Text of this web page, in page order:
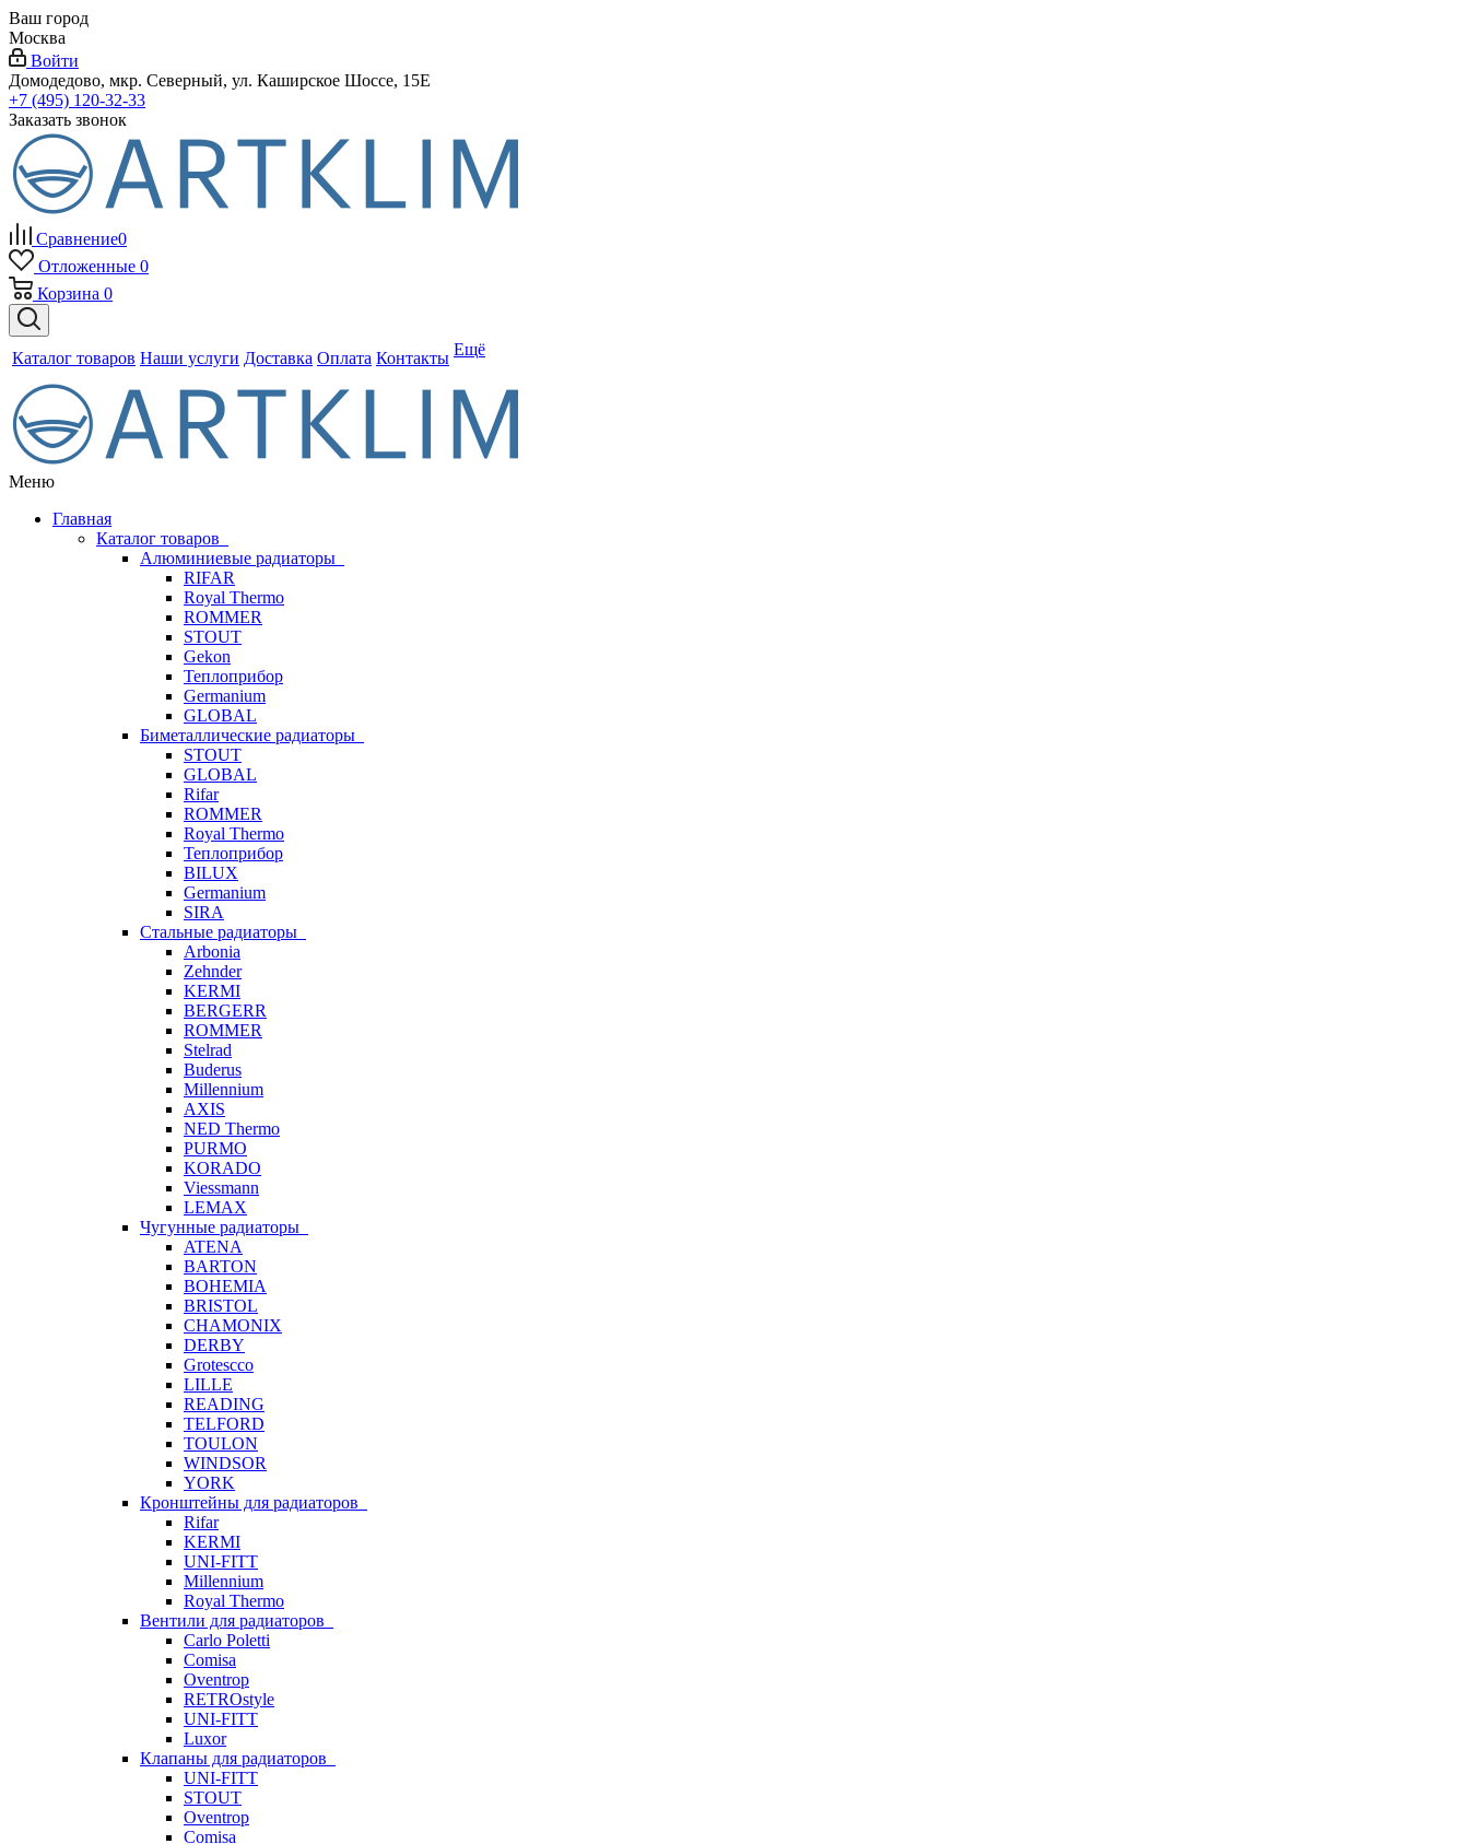
Ваш город
Москва
Войти
Домодедово, мкр. Северный, ул. Каширское Шоссе, 15Е
+7 (495) 120-32-33
Заказать звонок
Сравнение0
Отложенные 0
Корзина 0
Каталог товаров Наши услуги Доставка Оплата Контакты Ещё
Меню
Главная
Каталог товаров
Алюминиевые радиаторы
RIFAR
Royal Thermo
ROMMER
STOUT
Gekon
Теплоприбор
Germanium
GLOBAL
Биметаллические радиаторы
STOUT
GLOBAL
Rifar
ROMMER
Royal Thermo
Теплоприбор
BILUX
Germanium
SIRA
Стальные радиаторы
Arbonia
Zehnder
KERMI
BERGERR
ROMMER
Stelrad
Buderus
Millennium
AXIS
NED Thermo
PURMO
KORADO
Viessmann
LEMAX
Чугунные радиаторы
ATENA
BARTON
BOHEMIA
BRISTOL
CHAMONIX
DERBY
Grotescco
LILLE
READING
TELFORD
TOULON
WINDSOR
YORK
Кронштейны для радиаторов
Rifar
KERMI
UNI-FITT
Millennium
Royal Thermo
Вентили для радиаторов
Carlo Poletti
Comisa
Oventrop
RETROstyle
UNI-FITT
Luxor
Клапаны для радиаторов
UNI-FITT
STOUT
Oventrop
Comisa